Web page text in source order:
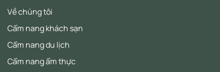
Về chúng tôi
Cẩm nang khách sạn
Cẩm nang du lịch
Cẩm nang ẩm thực